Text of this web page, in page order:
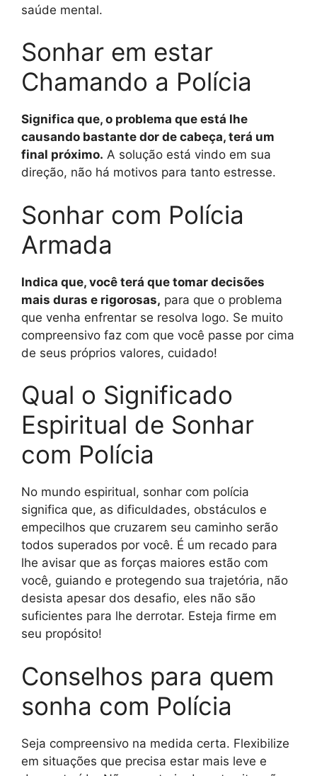
saúde mental.
Sonhar em estar
Chamando a Polícia
Significa que, o problema que está lhe
causando bastante dor de cabeça, terá um
final próximo. A solução está vindo em sua
direção, não há motivos para tanto estresse.
Sonhar com Polícia
Armada
Indica que, você terá que tomar decisões
mais duras e rigorosas, para que o problema
que venha enfrentar se resolva logo. Se muito
compreensivo faz com que você passe por cima
de seus próprios valores, cuidado!
Qual o Significado
Espiritual de Sonhar
com Polícia
No mundo espiritual, sonhar com polícia
significa que, as dificuldades, obstáculos e
empecilhos que cruzarem seu caminho serão
todos superados por você. É um recado para
lhe avisar que as forças maiores estão com
você, guiando e protegendo sua trajetória, não
desista apesar dos desafio, eles não são
suficientes para lhe derrotar. Esteja firme em
seu propósito!
Conselhos para quem
sonha com Polícia
Seja compreensivo na medida certa. Flexibilize
em situações que precisa estar mais leve e